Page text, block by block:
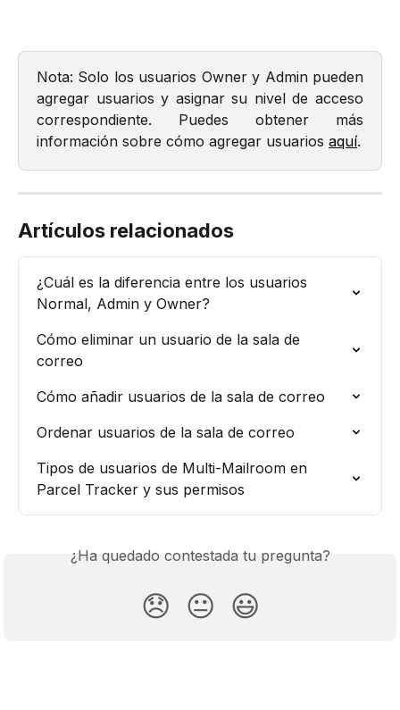
Nota: Solo los usuarios Owner y Admin pueden
agregar usuarios y asignar su nivel de acceso
correspondiente. Puedes obtener más
información sobre cómo agregar usuarios aquí.
Artículos relacionados
¿Cuál es la diferencia entre los usuarios
Normal, Admin y Owner?
Cómo eliminar un usuario de la sala de
correo
Cómo añadir usuarios de la sala de correo
Ordenar usuarios de la sala de correo
Tipos de usuarios de Multi-Mailroom en
Parcel Tracker y sus permisos
¿Ha quedado contestada tu pregunta?
😞 😐 😃